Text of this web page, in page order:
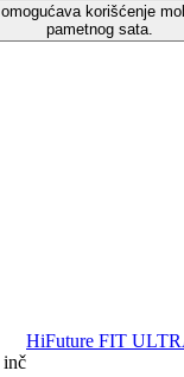
korišćenje
pametnog sata.
HiFuture FIT
inč